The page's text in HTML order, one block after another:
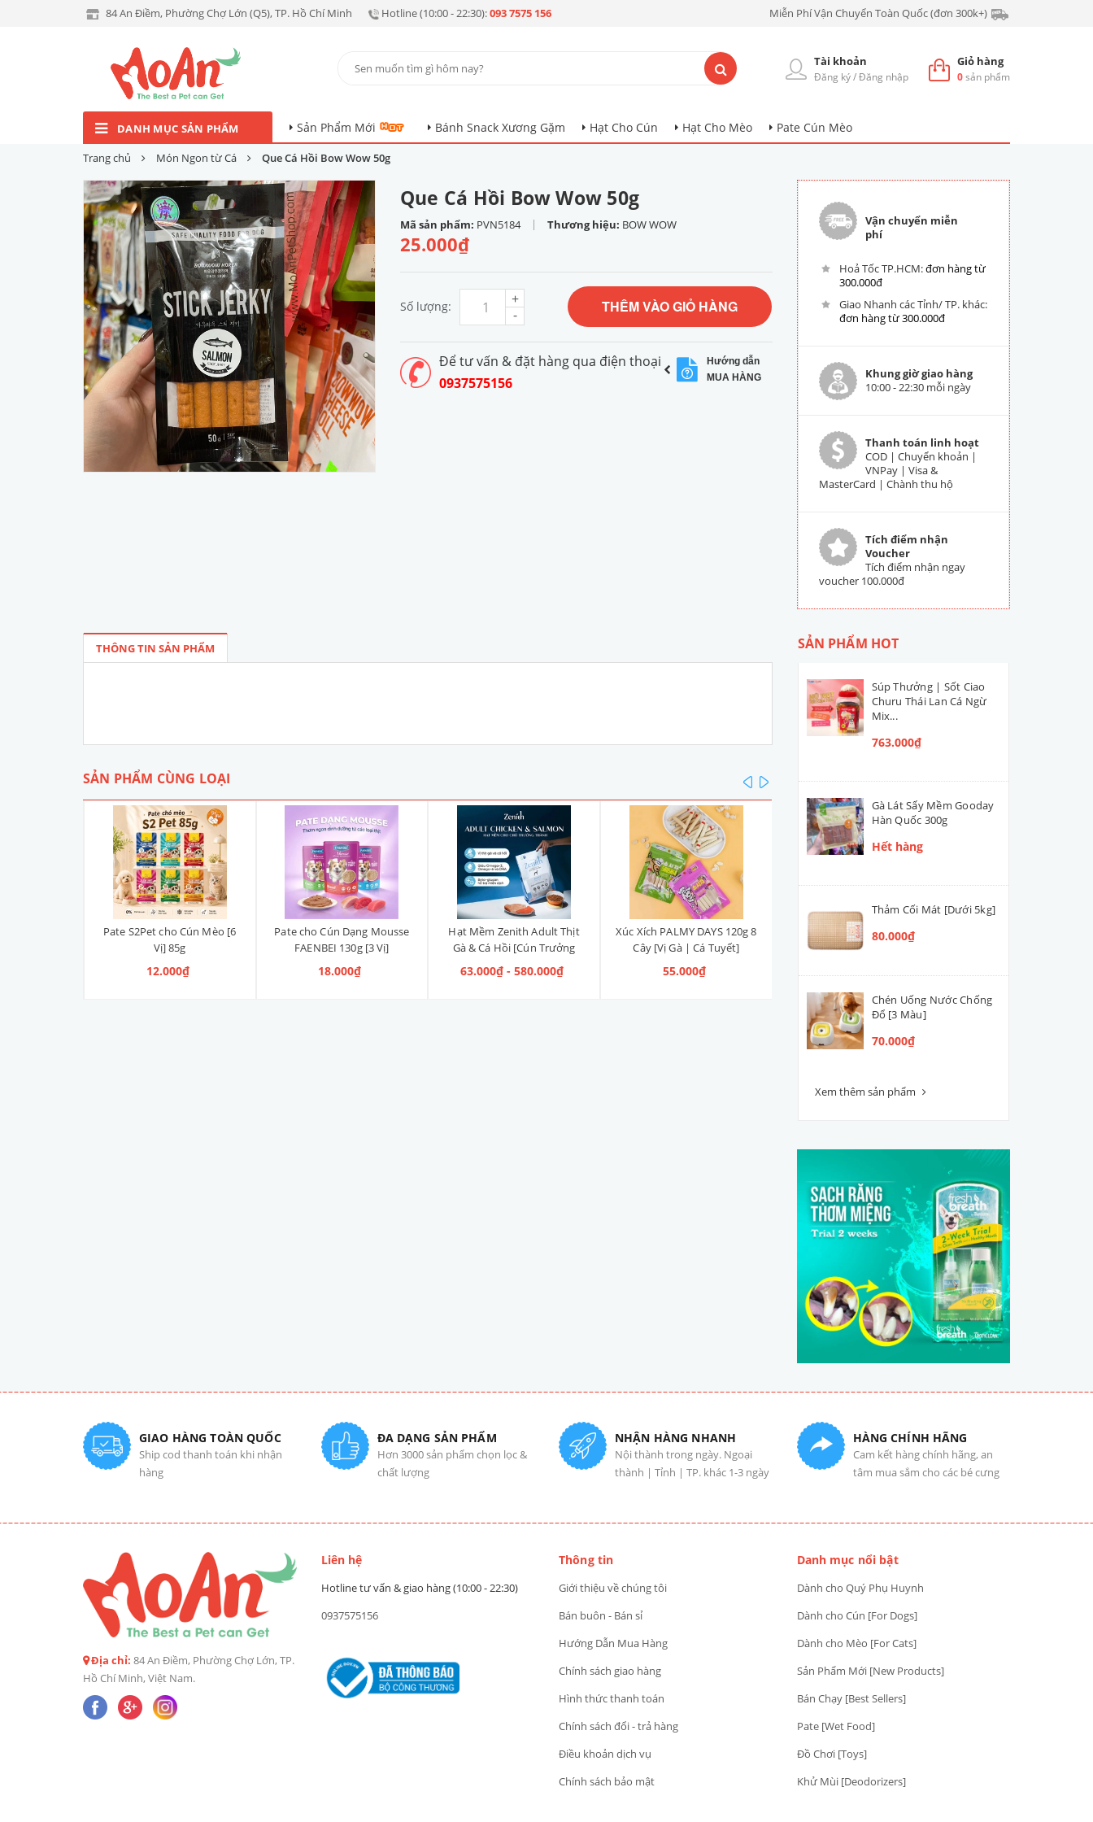
84 An Điềm, Phường Chợ Lớn (Q5), TP. Hồ Chí Minh Hotline (10:00 - 22:30):093 7575 156 Miễn Phí Vận Chuyển Toàn Quốc (đơn 300k+)
Giỏ hàng
0sản phẩm
Tài khoản
Đăng ký/Đăng nhập
DANH MỤC SẢN PHẨM Sản Phẩm Mới Bánh Snack Xương Gặm Hạt Cho Cún Hạt Cho Mèo Pate Cún Mèo
Trang chủ Món Ngon từ Cá Que Cá Hồi Bow Wow 50g
Que Cá Hồi Bow Wow 50g
Mã sản phẩm: PVN5184 | Thương hiệu: BOW WOW
25.000₫
Số lượng: -
+ THÊM VÀO GIỎ HÀNG
Để tư vấn & đặt hàng qua điện thoại
0937575156
Hướng dẫn
MUA HÀNG
Vận chuyển miễn
phí
Hoả Tốc TP.HCM:đơn hàng từ
300.000đ
Giao Nhanh các Tỉnh/ TP. khác:
đơn hàng từ 300.000đ
Khung giờ giao hàng
10:00 - 22:30 mỗi ngày
Thanh toán linh hoạt
COD | Chuyển khoản |
VNPay | Visa &
MasterCard | Chành thu hộ
Tích điểm nhận
Voucher
Tích điểm nhận ngay
voucher 100.000đ
THÔNG TIN SẢN PHẨM
SẢN PHẨM CÙNG LOẠI
Pate S2Pet cho Cún Mèo [6
Vị] 85g
12.000₫
Pate cho Cún Dạng Mousse
FAENBEI 130g [3 Vị]
18.000₫
Hạt Mềm Zenith Adult Thịt
Gà & Cá Hồi [Cún Trưởng
Thành]
63.000₫ - 580.000₫
Xúc Xích PALMY DAYS 120g 8
Cây [Vị Gà | Cá Tuyết]
55.000₫
Pate SmartHeart Signature
Thái Lan 80g
prev
SẢN PHẨM HOT
Súp Thưởng | Sốt Ciao
Churu Thái Lan Cá Ngừ
Mix...
763.000₫
Gà Lát Sấy Mềm Gooday
Hàn Quốc 300g
Hết hàng
Thảm Cối Mát [Dưới 5kg]
80.000₫
Chén Uống Nước Chống
Đổ [3 Màu]
70.000₫
Xem thêm sản phẩm
GIAO HÀNG TOÀN QUỐC
Ship cod thanh toán khi nhận
hàng
ĐA DẠNG SẢN PHẨM
Hơn 3000 sản phẩm chọn lọc &
chất lượng
NHẬN HÀNG NHANH
Nội thành trong ngày. Ngoại
thành | Tỉnh | TP. khác 1-3 ngày
HÀNG CHÍNH HÃNG
Cam kết hàng chính hãng, an
tâm mua sắm cho các bé cưng
Địa chỉ: 84 An Điềm, Phường Chợ Lớn, TP.
Hồ Chí Minh, Việt Nam.
Liên hệ
Hotline tư vấn & giao hàng (10:00 - 22:30)
0937575156
Thông tin
Giới thiệu về chúng tôi
Bán buôn - Bán sỉ
Hướng Dẫn Mua Hàng
Chính sách giao hàng
Hình thức thanh toán
Chính sách đổi - trả hàng
Điều khoản dịch vụ
Chính sách bảo mật
Danh mục nổi bật
Dành cho Quý Phụ Huynh
Dành cho Cún [For Dogs]
Dành cho Mèo [For Cats]
Sản Phẩm Mới [New Products]
Bán Chạy [Best Sellers]
Pate [Wet Food]
Đồ Chơi [Toys]
Khử Mùi [Deodorizers]